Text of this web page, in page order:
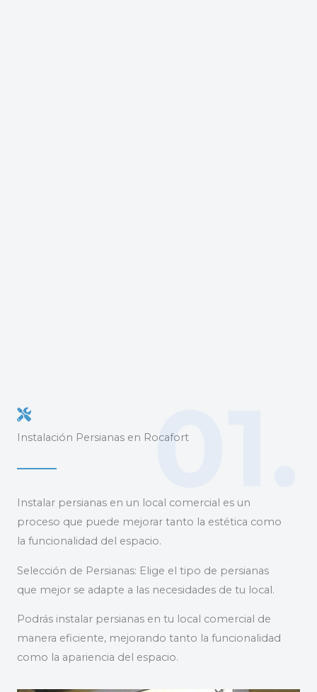
Instalación Persianas en Rocafort01.
Instalar persianas en un local comercial es un
proceso que puede mejorar tanto la estética como
la funcionalidad del espacio.
Selección de Persianas: Elige el tipo de persianas
que mejor se adapte a las necesidades de tu local.
Podrás instalar persianas en tu local comercial de
manera eficiente, mejorando tanto la funcionalidad
como la apariencia del espacio.